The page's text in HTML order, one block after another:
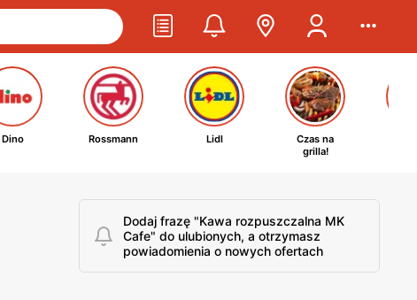
Dino Rossmann Lidl
Czas na
grilla!
Dodaj frazę "Kawa rozpuszczalna MK
Cafe" do ulubionych, a otrzymasz
powiadomienia o nowych ofertach